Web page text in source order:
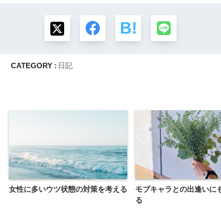
CATEGORY : 日記
女性に多いウツ状態の対策を考える
モブキャラとの出逢いに
る